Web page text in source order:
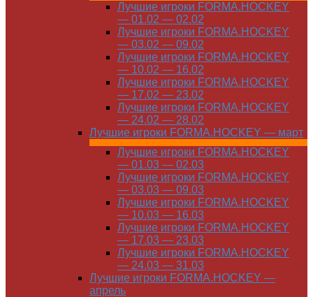
Лучшие игроки FORMA.HOCKEY
— 01.02 — 02.02
Лучшие игроки FORMA.HOCKEY
— 03.02 — 09.02
Лучшие игроки FORMA.HOCKEY
— 10.02 — 16.02
Лучшие игроки FORMA.HOCKEY
— 17.02 — 23.02
Лучшие игроки FORMA.HOCKEY
— 24.02 — 28.02
Лучшие игроки FORMA.HOCKEY — март
Лучшие игроки FORMA.HOCKEY
— 01.03 — 02.03
Лучшие игроки FORMA.HOCKEY
— 03.03 — 09.03
Лучшие игроки FORMA.HOCKEY
— 10.03 — 16.03
Лучшие игроки FORMA.HOCKEY
— 17.03 — 23.03
Лучшие игроки FORMA.HOCKEY
— 24.03 — 31.03
Лучшие игроки FORMA.HOCKEY —
апрель